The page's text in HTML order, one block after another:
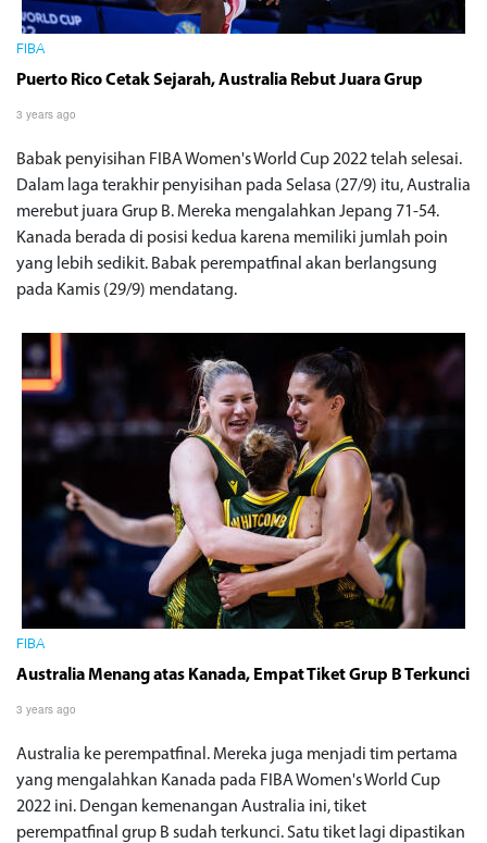
FIBA
Puerto Rico Cetak Sejarah, Australia Rebut Juara Grup
3 years ago
Babak penyisihan FIBA Women's World Cup 2022 telah selesai.
Dalam laga terakhir penyisihan pada Selasa (27/9) itu, Australia
merebut juara Grup B. Mereka mengalahkan Jepang 71-54.
Kanada berada di posisi kedua karena memiliki jumlah poin
yang lebih sedikit. Babak perempatfinal akan berlangsung
pada Kamis (29/9) mendatang.
FIBA
Australia Menang atas Kanada, Empat Tiket Grup B Terkunci
3 years ago
Australia ke perempatfinal. Mereka juga menjadi tim pertama
yang mengalahkan Kanada pada FIBA Women's World Cup
2022 ini. Dengan kemenangan Australia ini, tiket
perempatfinal grup B sudah terkunci. Satu tiket lagi dipastikan